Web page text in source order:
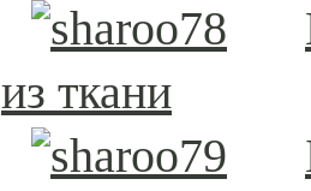
из ткани